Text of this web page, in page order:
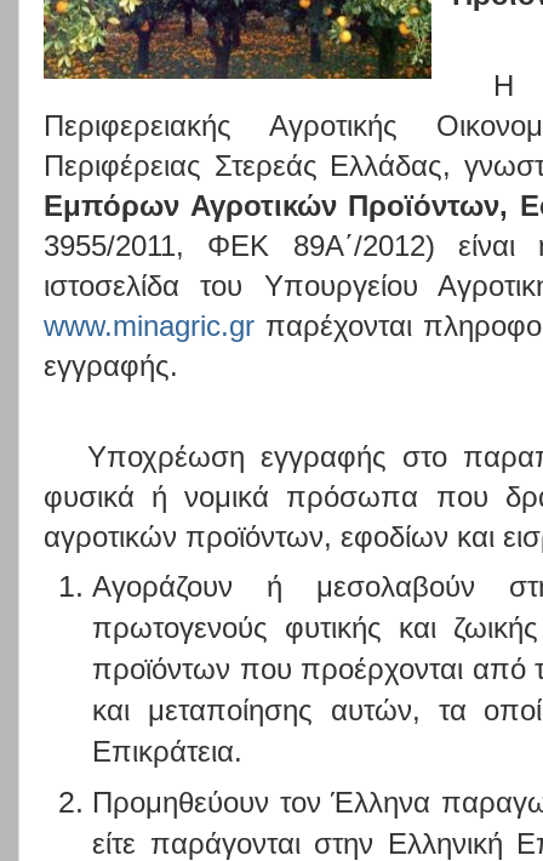
Η
Περιφερειακής Αγροτικής
Περιφέρειας Στερεάς Ελλάδας,
Εμπόρων Αγροτικών Προϊόντων,
3955/2011, ΦΕΚ 89Α΄/2012)
ιστοσελίδα του Υπουργείου
www.minagric.gr παρέχονται
εγγραφής.
Υποχρέωση εγγραφής στο
φυσικά ή νομικά πρόσωπα που
αγροτικών προϊόντων, εφοδίων και
Αγοράζουν ή μεσολαβούν
πρωτογενούς φυτικής και
προϊόντων που προέρχονται από
και μεταποίησης αυτών, τα
Επικράτεια.
Προμηθεύουν τον Έλληνα
είτε παράγονται στην Ελληνική